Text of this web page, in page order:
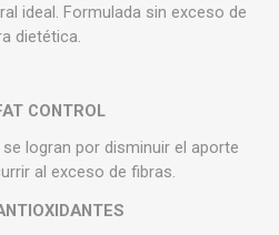
ideal. Formulada sin exceso de
dietética.
CONTROL
logran por disminuir el aporte
al exceso de fibras.